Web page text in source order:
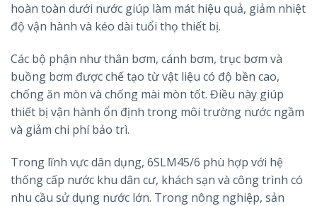
hoàn toàn dưới nước giúp làm mát hiệu quả, giảm nhiệt
độ vận hành và kéo dài tuổi thọ thiết bị.
Các bộ phận như thân bơm, cánh bơm, trục bơm và
buồng bơm được chế tạo từ vật liệu có độ bền cao,
chống ăn mòn và chống mài mòn tốt. Điều này giúp
thiết bị vận hành ổn định trong môi trường nước ngầm
và giảm chi phí bảo trì.
Trong lĩnh vực dân dụng, 6SLM45/6 phù hợp với hệ
thống cấp nước khu dân cư, khách sạn và công trình có
nhu cầu sử dụng nước lớn. Trong nông nghiệp, sản